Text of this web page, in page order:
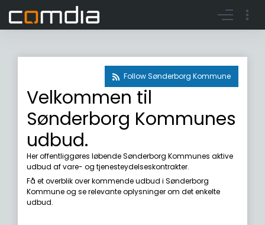
Go to login Register account
Follow Sønderborg Kommune
Velkommen til
Sønderborg Kommunes
udbud.
Her offentliggøres løbende Sønderborg Kommunes aktive
udbud af vare- og tjenesteydelseskontrakter.
Få et overblik over kommende udbud i Sønderborg
Kommune og se relevante oplysninger om det enkelte
udbud.